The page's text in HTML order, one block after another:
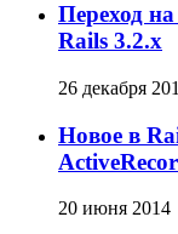
Переход
Rails 3.2.x
26 декабря
Новое в
20 июня 2014